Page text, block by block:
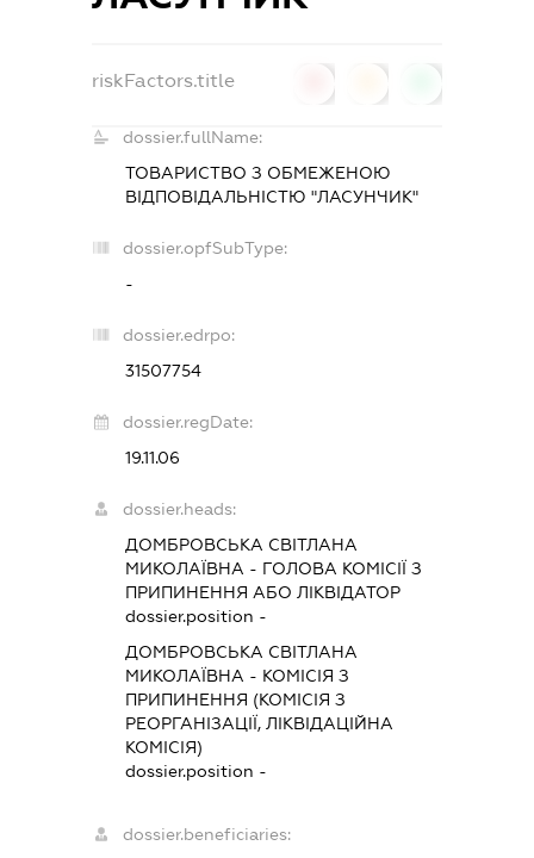
riskFactors.title
dossier.fullName:
ТОВАРИСТВО З ОБМЕЖЕНОЮ
ВІДПОВІДАЛЬНІСТЮ "ЛАСУНЧИК"
dossier.opfSubType:
-
dossier.edrpo:
31507754
dossier.regDate:
19.11.06
dossier.heads:
ДОМБРОВСЬКА СВІТЛАНА
МИКОЛАЇВНА - ГОЛОВА КОМІСІЇ З
ПРИПИНЕННЯ АБО ЛІКВІДАТОР
dossier.position -
ДОМБРОВСЬКА СВІТЛАНА
МИКОЛАЇВНА - КОМІСІЯ З
ПРИПИНЕННЯ (КОМІСІЯ З
РЕОРГАНІЗАЦІЇ, ЛІКВІДАЦІЙНА
КОМІСІЯ)
dossier.position -
dossier.beneficiaries: